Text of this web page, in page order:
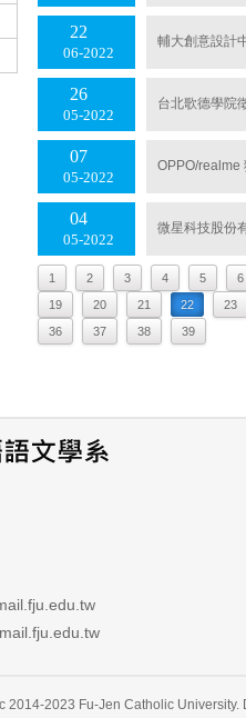
06 2022
22 輔大創意設計
05 2022
26 台北歌德學院
05 2022
07 OPPO/realme
05 2022
04 微星科技股份
1 2 3 4 5
6
19
20 21 22
23
36
37 38 39
2014-2023 Fu-Jen Catholic